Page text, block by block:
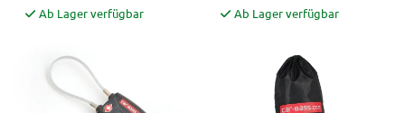
Ab Lager verfügbar Ab Lager verfügbar